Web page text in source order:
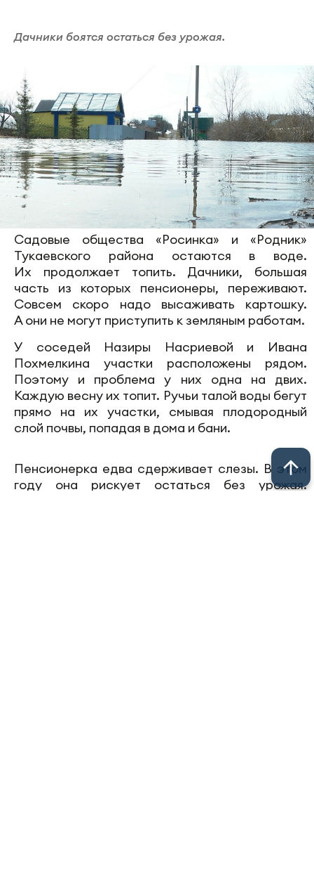
Дачники боятся остаться без урожая.
Садовые общества «Росинка» и «Родник»
Тукаевского района остаются в воде.
Их продолжает топить. Дачники, большая
часть из которых пенсионеры, переживают.
Совсем скоро надо высаживать картошку.
А они не могут приступить к земляным работам.
У соседей Назиры Насриевой и Ивана
Похмелкина участки расположены рядом.
Поэтому и проблема у них одна на двих.
Каждую весну их топит. Ручьи талой воды бегут
прямо на их участки, смывая плодородный
слой почвы, попадая в дома и бани.
Пенсионерка едва сдерживает слезы. В этом
году она рискует остаться без урожая.